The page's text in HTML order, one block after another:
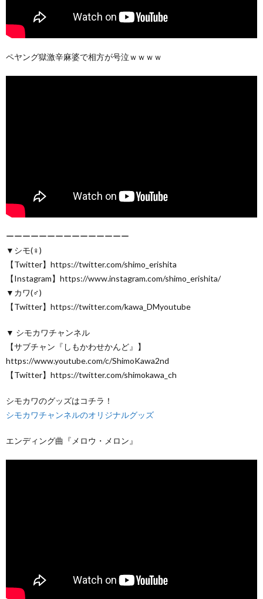
ペヤング獄激辛麻婆で相方が号泣ｗｗｗｗ
ーーーーーーーーーーーーーーー
▼シモ(♀)
【Twitter】https://twitter.com/shimo_erishita
【Instagram】https://www.instagram.com/shimo_erishita/
▼カワ(♂)
【Twitter】https://twitter.com/kawa_DMyoutube
▼ シモカワチャンネル
【サブチャン『しもかわせかんど』】
https://www.youtube.com/c/ShimoKawa2nd
【Twitter】https://twitter.com/shimokawa_ch
シモカワのグッズはコチラ！
シモカワチャンネルのオリジナルグッズ
エンディング曲『メロウ・メロン』